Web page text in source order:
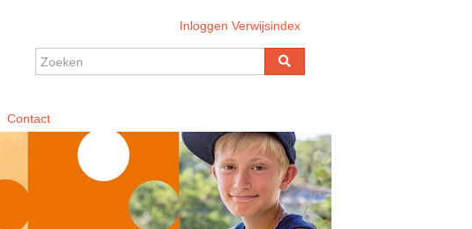
Inloggen Verwijsindex
Contact